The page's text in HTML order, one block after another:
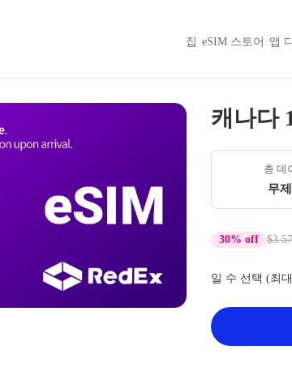
집 eSIM 스토어 앱
캐나다
총 데
무
30% off
일 수 선택 (최